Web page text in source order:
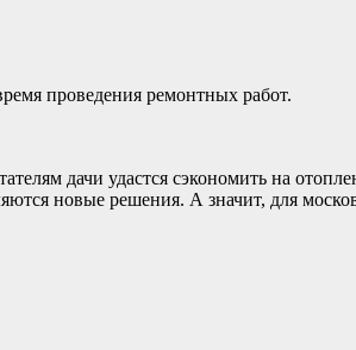
проведения ремонтных работ.
дачи удастся сэкономить на
новые решения. А значит, для